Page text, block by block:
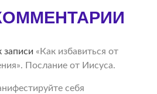
записи «Как избавиться от
Послание от Иисуса.
себя